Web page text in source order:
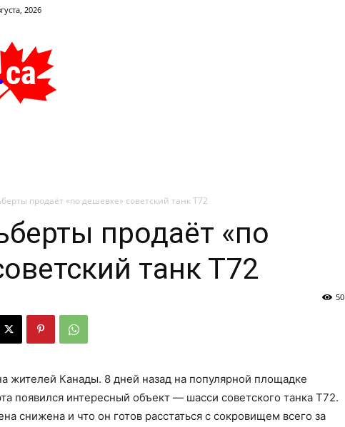
2026
продаёт «по дешевке» советский танк Т72
продаёт «по
танк Т72
50
жителей Канады. 8 дней назад на популярной площадке
появился интересный объект — шасси советского танка Т72.
снижена и что он готов расстаться с сокровищем всего за